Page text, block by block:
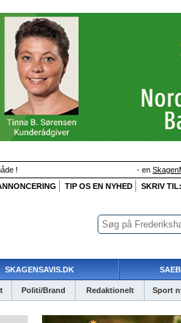
! - en
TIP OS EN NYHED SKRIV
SKAGENSAVIS.DK
Politi/Brand Redaktionelt Sport